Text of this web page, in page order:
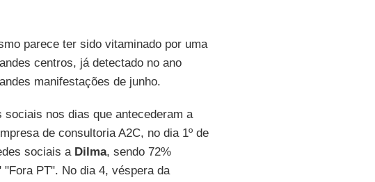
parece ter sido vitaminado por uma
centros, já detectado no ano
manifestações de junho.
nos dias que antecederam a
de consultoria A2C, no dia 1º de
sociais a Dilma, sendo 72%
PT". No dia 4, véspera da